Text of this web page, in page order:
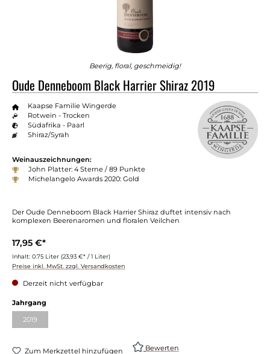
Beerig, floral, geschmeidig!
Oude Denneboom Black Harrier Shiraz 2019
Kaapse Familie Wingerde
Rotwein - Trocken
Südafrika - Paarl
Shiraz/Syrah
Weinauszeichnungen:
John Platter: 4 Sterne / 89 Punkte
Michelangelo Awards 2020: Gold
Der Oude Denneboom Black Harrier Shiraz duftet intensiv nach
komplexen Beerenaromen und floralen Veilchen
17,95 €*
Inhalt: 0.75 Liter (23,93 €* / 1 Liter)
Preise inkl. MwSt. zzgl. Versandkosten
Derzeit nicht verfügbar
Jahrgang
2019
Zum Merkzettel hinzufügen Bewerten